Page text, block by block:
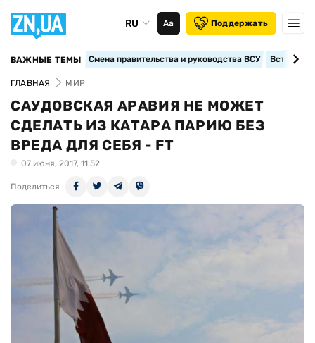
RU Аа Поддержать
ВАЖНЫЕ ТЕМЫ Смена правительства и руководства ВСУ
ГЛАВНАЯ МИР
САУДОВСКАЯ АРАВИЯ НЕ МОЖЕТ
СДЕЛАТЬ ИЗ КАТАРА ПАРИЮ БЕЗ
ВРЕДА ДЛЯ СЕБЯ - FT
07 июня, 2017, 11:52
Поделиться